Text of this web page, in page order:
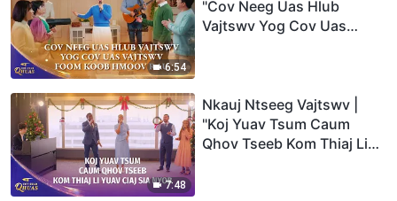
6:54
"Cov Neeg Uas Hlub
Vajtswv Yog Cov Uas
7:48
Nkauj Ntseeg Vajtswv |
"Koj Yuav Tsum Caum
Qhov Tseeb Kom Thiaj Li